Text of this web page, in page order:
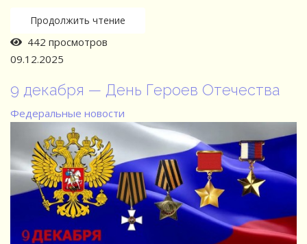
Продолжить чтение
442 просмотров
09.12.2025
9 декабря — День Героев Отечества
Федеральные новости